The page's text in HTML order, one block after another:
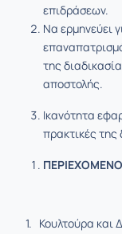
επιδράσεων.
Να ερμηνεύει
της
αποστολής.
Ικανότητα
πρακτικές
1. Κουλτούρα και